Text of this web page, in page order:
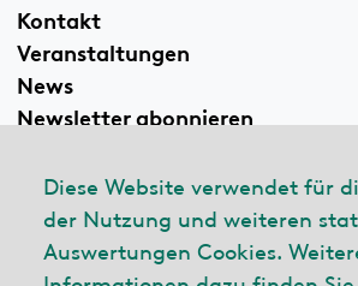
Diese Website verwendet für
der Nutzung und weiteren
Auswertungen Cookies.
Kontakt
Veranstaltungen
News
Newsletter abonnieren
Linkedin